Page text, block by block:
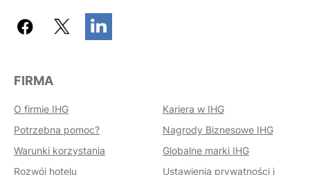
FIRMA
O firmie IHG
Kariera w IHG
Potrzebna pomoc?
Nagrody Biznesowe IHG
Warunki korzystania
Globalne marki IHG
Rozwój hotelu
Ustawienia prywatności i